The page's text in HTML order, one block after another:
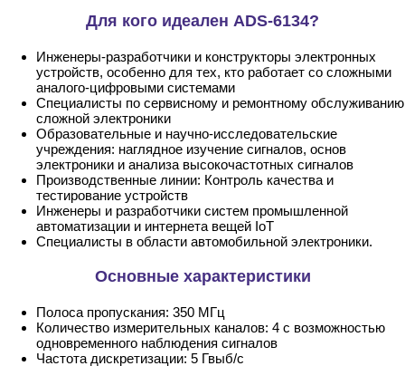
Для кого идеален ADS-6134?
Инженеры-разработчики и конструкторы электронных
устройств, особенно для тех, кто работает со сложными
аналого-цифровыми системами
Специалисты по сервисному и ремонтному обслуживанию
сложной электроники
Образовательные и научно-исследовательские
учреждения: наглядное изучение сигналов, основ
электроники и анализа высокочастотных сигналов
Производственные линии: Контроль качества и
тестирование устройств
Инженеры и разработчики систем промышленной
автоматизации и интернета вещей IoT
Специалисты в области автомобильной электроники.
Основные характеристики
Полоса пропускания: 350 МГц
Количество измерительных каналов: 4 с возможностью
одновременного наблюдения сигналов
Частота дискретизации: 5 Гвыб/с